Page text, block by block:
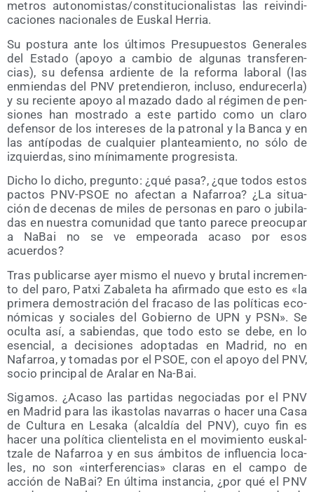
me­tros autonomistas/​constitucionalistas las rei­vin­di­
ca­cio­nes nacio­na­les de Eus­kal Herria.
Su pos­tu­ra ante los últi­mos Pre­su­pues­tos Gene­ra­les
del Esta­do (apo­yo a cam­bio de algu­nas trans­fe­ren­
cias), su defen­sa ardien­te de la refor­ma labo­ral (las
enmien­das del PNV pre­ten­die­ron, inclu­so, endu­re­cer­la)
y su recien­te apo­yo al maza­do dado al régi­men de pen­
sio­nes han mos­tra­do a este par­ti­do como un cla­ro
defen­sor de los intere­ses de la patro­nal y la Ban­ca y en
las antí­po­das de cual­quier plan­tea­mien­to, no sólo de
izquier­das, sino míni­ma­men­te progresista.
Dicho lo dicho, pre­gun­to: ¿qué pasa?, ¿que todos estos
pac­tos PNV-PSOE no afec­tan a Nafa­rroa? ¿La situa­
ción de dece­nas de miles de per­so­nas en paro o jubi­la­
das en nues­tra comu­ni­dad que tan­to pare­ce preo­cu­par
a NaBai no se ve empeo­ra­da aca­so por esos
acuerdos?
Tras publi­car­se ayer mis­mo el nue­vo y bru­tal incre­men­
to del paro, Patxi Zaba­le­ta ha afir­ma­do que esto es «la
pri­me­ra demos­tra­ción del fra­ca­so de las polí­ti­cas eco­
nó­mi­cas y socia­les del Gobierno de UPN y PSN». Se
ocul­ta así, a sabien­das, que todo esto se debe, en lo
esen­cial, a deci­sio­nes adop­ta­das en Madrid, no en
Nafa­rroa, y toma­das por el PSOE, con el apo­yo del PNV,
socio prin­ci­pal de Ara­lar en Na-Bai.
Siga­mos. ¿Aca­so las par­ti­das nego­cia­das por el PNV
en Madrid para las ikas­to­las nava­rras o hacer una Casa
de Cul­tu­ra en Lesa­ka (alcal­día del PNV), cuyo fin es
hacer una polí­ti­ca clien­te­lis­ta en el movi­mien­to eus­kal­
tza­le de Nafa­rroa y en sus ámbi­tos de influen­cia loca­
les, no son «inter­fe­ren­cias» cla­ras en el cam­po de
acción de NaBai? En últi­ma ins­tan­cia, ¿por qué el PNV